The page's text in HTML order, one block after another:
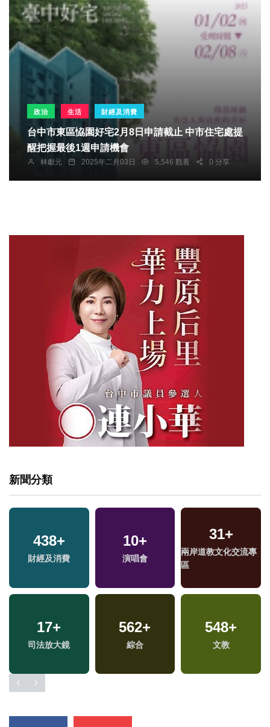
政治 生活 財經及消費
台中市東區恊園好宅2月8日申請截止 中市住宅處提
醒把握最後1週申請機會
林獻元 2025年二月03日 5,546 觀看 0 分享
新聞分類
438+
財經及消費
10+
演唱會
31+
兩岸道教文化交流專
區
17+
司法放大鏡
562+
綜合
548+
文教